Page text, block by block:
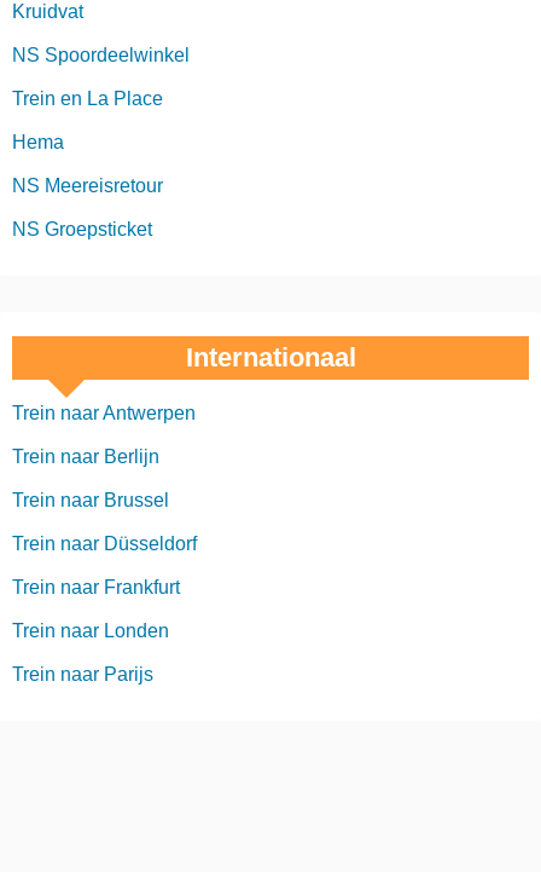
Kruidvat
NS Spoordeelwinkel
Trein en La Place
Hema
NS Meereisretour
NS Groepsticket
Internationaal
Trein naar Antwerpen
Trein naar Berlijn
Trein naar Brussel
Trein naar Düsseldorf
Trein naar Frankfurt
Trein naar Londen
Trein naar Parijs